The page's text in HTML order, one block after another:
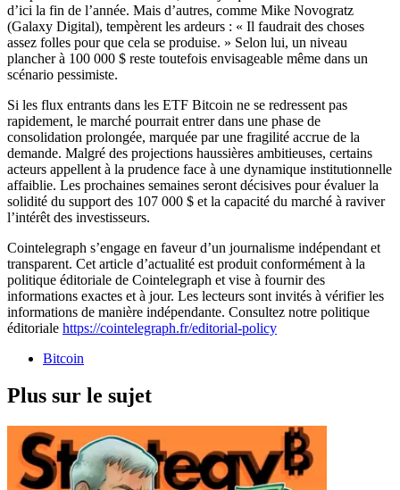
d’ici la fin de l’année. Mais d’autres, comme Mike Novogratz
(Galaxy Digital), tempèrent les ardeurs : « Il faudrait des choses
assez folles pour que cela se produise. » Selon lui, un niveau
plancher à 100 000 $ reste toutefois envisageable même dans un
scénario pessimiste.
Si les flux entrants dans les ETF Bitcoin ne se redressent pas
rapidement, le marché pourrait entrer dans une phase de
consolidation prolongée, marquée par une fragilité accrue de la
demande. Malgré des projections haussières ambitieuses, certains
acteurs appellent à la prudence face à une dynamique institutionnelle
affaiblie. Les prochaines semaines seront décisives pour évaluer la
solidité du support des 107 000 $ et la capacité du marché à raviver
l’intérêt des investisseurs.
Cointelegraph s’engage en faveur d’un journalisme indépendant et
transparent. Cet article d’actualité est produit conformément à la
politique éditoriale de Cointelegraph et vise à fournir des
informations exactes et à jour. Les lecteurs sont invités à vérifier les
informations de manière indépendante. Consultez notre politique
éditoriale https://cointelegraph.fr/editorial-policy
Bitcoin
Plus sur le sujet